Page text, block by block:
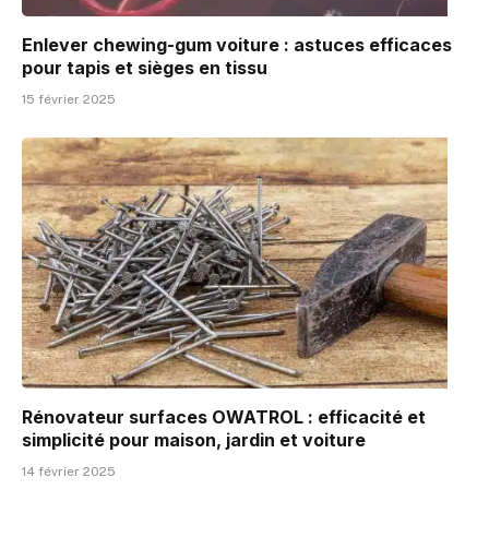
Enlever chewing-gum voiture : astuces efficaces
pour tapis et sièges en tissu
15 février 2025
Rénovateur surfaces OWATROL : efficacité et
simplicité pour maison, jardin et voiture
14 février 2025